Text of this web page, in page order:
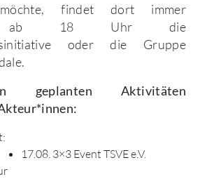
möchte, findet dort immer
ab 18 Uhr die
oder die Gruppe
geplanten Aktivitäten
17.08. 3×3 Event TSVE e.V.